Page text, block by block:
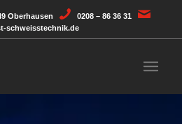
Oberhausen
0208 – 86 36 31
schweisstechnik.de